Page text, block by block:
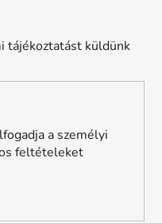
tájékoztatást küldünk
a személyi
feltételeket